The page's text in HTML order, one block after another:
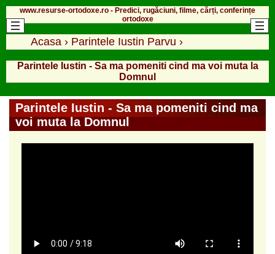
www.resurse-ortodoxe.ro - Predici, rugăciuni, filme, cărți, conferințe
ortodoxe
Acasa › Parintele Iustin Parvu ›
Parintele Iustin - Sa ma pomeniti cind ma voi muta la
Domnul
Parintele Iustin - Sa ma pomeniti cind ma
voi muta la Domnul